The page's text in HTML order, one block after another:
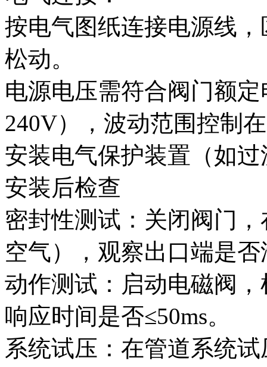
按电气图纸连接电源线
松动。
电源电压需符合阀门额
240V），波动范围控制
安装电气保护装置（如
安装后检查‌
密封性测试‌：关闭阀门
空气），观察出口端是
动作测试‌：启动电磁阀
响应时间是否≤50ms。
系统试压‌：在管道系统